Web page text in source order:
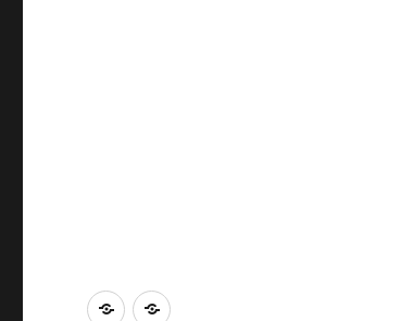
Markenrecherche
Gastbeiträge